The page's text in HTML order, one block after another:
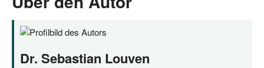
Dr. Sebastian Louven